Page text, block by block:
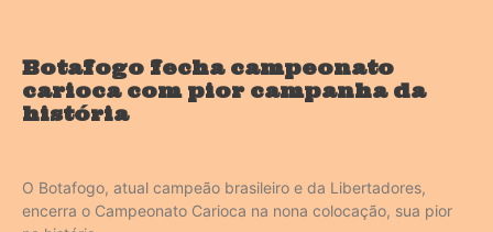
Botafogo fecha campeonato
carioca com pior campanha da
história
O Botafogo, atual campeão brasileiro e da Libertadores,
encerra o Campeonato Carioca na nona colocação, sua pior